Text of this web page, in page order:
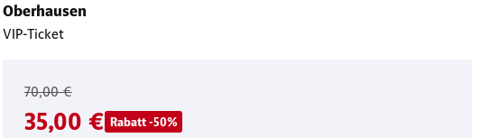
Oberhausen
VIP-Ticket
70,00 €
35,00 € Rabatt -50%